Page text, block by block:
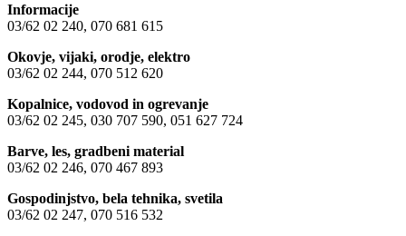
Informacije
03/62 02 240, 070 681 615
Okovje, vijaki, orodje, elektro
03/62 02 244, 070 512 620
Kopalnice, vodovod in ogrevanje
03/62 02 245, 030 707 590, 051 627 724
Barve, les, gradbeni material
03/62 02 246, 070 467 893
Gospodinjstvo, bela tehnika, svetila
03/62 02 247, 070 516 532